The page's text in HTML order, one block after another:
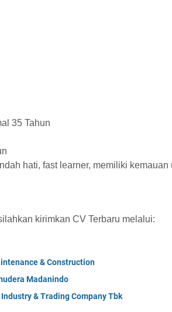
35 Tahun
hati, fast learner, memiliki kemauan
kirimkan CV Terbaru melalui:
& Construction
Madanindo
& Trading Company Tbk